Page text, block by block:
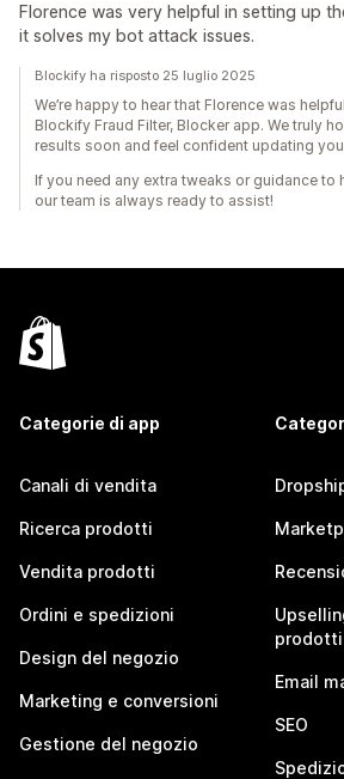
Florence was very helpful in setting up
it solves my bot attack issues.
Blockify ha risposto 25 luglio 2025
We’re happy to hear that Florence was
Blockify Fraud Filter, Blocker app. We truly
results soon and feel confident updating
If you need any extra tweaks or guidance
our team is always ready to assist!
Categorie di app
Canali di vendita
Ricerca prodotti
Vendita prodotti
Ordini e spedizioni
Design del negozio
Marketing e conversioni
Gestione del negozio
prodotti
Email
SEO